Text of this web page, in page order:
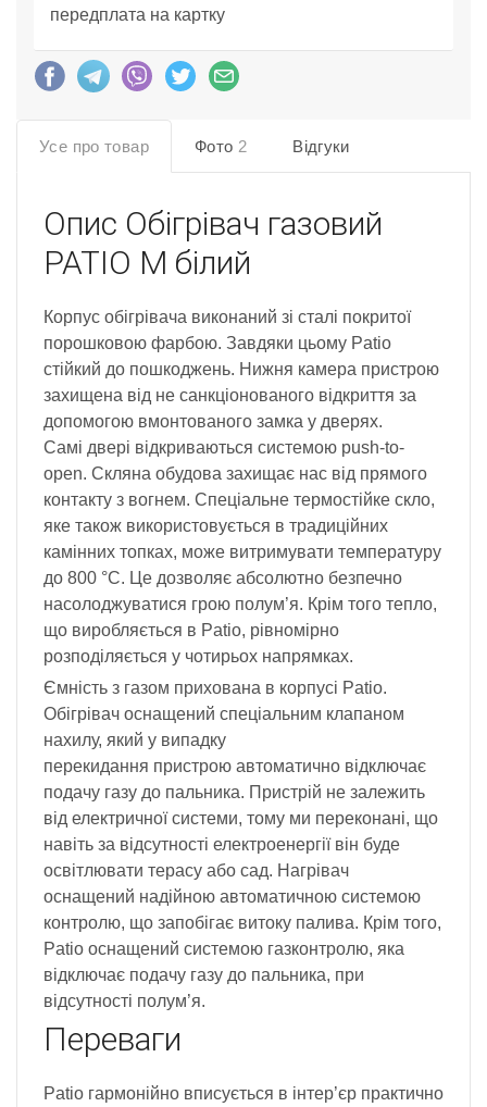
передплата на картку
Усе про товар Фото 2 Відгуки
Опис Обігрівач газовий
PATIO M білий
Корпус обігрівача виконаний зі сталі покритої
порошковою фарбою. Завдяки цьому Patio
стійкий до пошкоджень. Нижня камера пристрою
захищена від не санкціонованого відкриття за
допомогою вмонтованого замка у дверях.
Самі двері відкриваються системою push-to-
open. Скляна обудова захищає нас від прямого
контакту з вогнем. Спеціальне термостійке скло,
яке також використовується в традиційних
камінних топках, може витримувати температуру
до 800 °C. Це дозволяє абсолютно безпечно
насолоджуватися грою полум’я. Крім того тепло,
що виробляється в Patio, рівномірно
розподіляється у чотирьох напрямках.
Ємність з газом прихована в корпусі Patio.
Обігрівач оснащений спеціальним клапаном
нахилу, який у випадку
перекидання пристрою автоматично відключає
подачу газу до пальника. Пристрій не залежить
від електричної системи, тому ми переконані, що
навіть за відсутності електроенергії він буде
освітлювати терасу або сад. Нагрівач
оснащений надійною автоматичною системою
контролю, що запобігає витоку палива. Крім того,
Patio оснащений системою газконтролю, яка
відключає подачу газу до пальника, при
відсутності полум’я.
Переваги
Patio гармонійно вписується в інтер’єр практично